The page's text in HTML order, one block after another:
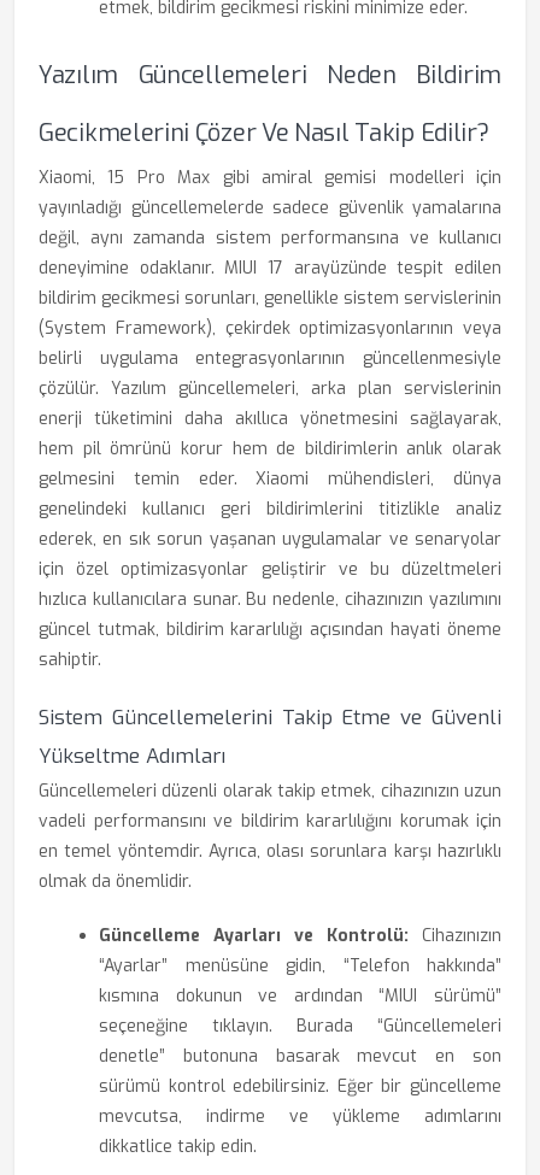
etmek, bildirim gecikmesi riskini minimize eder.
Yazılım Güncellemeleri Neden Bildirim
Gecikmelerini Çözer Ve Nasıl Takip Edilir?
Xiaomi, 15 Pro Max gibi amiral gemisi modelleri için
yayınladığı güncellemelerde sadece güvenlik yamalarına
değil, aynı zamanda sistem performansına ve kullanıcı
deneyimine odaklanır. MIUI 17 arayüzünde tespit edilen
bildirim gecikmesi sorunları, genellikle sistem servislerinin
(System Framework), çekirdek optimizasyonlarının veya
belirli uygulama entegrasyonlarının güncellenmesiyle
çözülür. Yazılım güncellemeleri, arka plan servislerinin
enerji tüketimini daha akıllıca yönetmesini sağlayarak,
hem pil ömrünü korur hem de bildirimlerin anlık olarak
gelmesini temin eder. Xiaomi mühendisleri, dünya
genelindeki kullanıcı geri bildirimlerini titizlikle analiz
ederek, en sık sorun yaşanan uygulamalar ve senaryolar
için özel optimizasyonlar geliştirir ve bu düzeltmeleri
hızlıca kullanıcılara sunar. Bu nedenle, cihazınızın yazılımını
güncel tutmak, bildirim kararlılığı açısından hayati öneme
sahiptir.
Sistem Güncellemelerini Takip Etme ve Güvenli
Yükseltme Adımları
Güncellemeleri düzenli olarak takip etmek, cihazınızın uzun
vadeli performansını ve bildirim kararlılığını korumak için
en temel yöntemdir. Ayrıca, olası sorunlara karşı hazırlıklı
olmak da önemlidir.
Güncelleme Ayarları ve Kontrolü: Cihazınızın
“Ayarlar” menüsüne gidin, “Telefon hakkında”
kısmına dokunun ve ardından “MIUI sürümü”
seçeneğine tıklayın. Burada “Güncellemeleri
denetle” butonuna basarak mevcut en son
sürümü kontrol edebilirsiniz. Eğer bir güncelleme
mevcutsa, indirme ve yükleme adımlarını
dikkatlice takip edin.